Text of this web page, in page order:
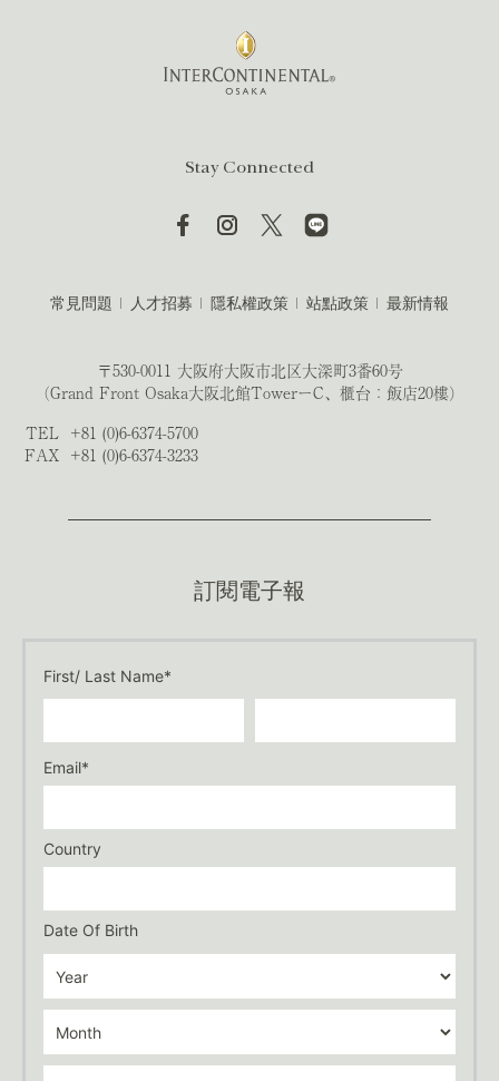
Stay Connected
常見問題 人才招募 隱私權政策 站點政策 最新情報
〒530-0011 大阪府大阪市北区大深町3番60号
（Grand Front Osaka大阪北館TowerーC、櫃台：飯店20樓）
TEL +81 (0)6-6374-5700
FAX +81 (0)6-6374-3233
訂閱電子報
First/ Last Name*
Email*
Country
Date Of Birth